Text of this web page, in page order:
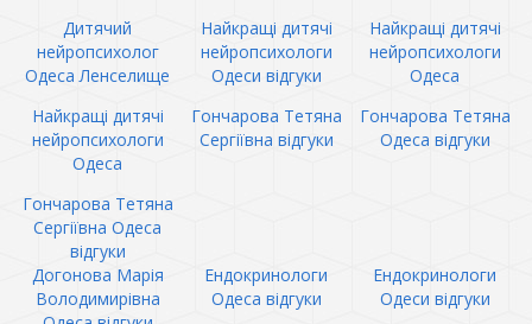
Дитячий
нейропсихолог
Одеса Ленселище
Найкращі дитячі
нейропсихологи
Одеси відгуки
Найкращі дитячі
нейропсихологи
Одеса
Найкращі дитячі
нейропсихологи
Одеса
Гончарова Тетяна
Сергіївна відгуки
Гончарова Тетяна
Одеса відгуки
Гончарова Тетяна
Сергіївна Одеса
відгуки
Догонова Марія
Володимирівна
Ендокринологи
Одеса відгуки
Ендокринологи
Одеси відгуки